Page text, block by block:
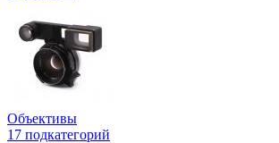
Объективы
17 подкатегорий